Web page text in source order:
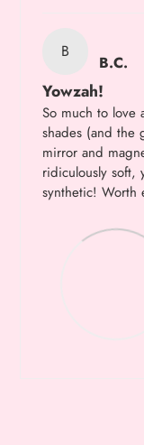
B
B.C.
Yowzah!
So much to love
shades (and the
mirror and
ridiculously soft,
synthetic! Worth